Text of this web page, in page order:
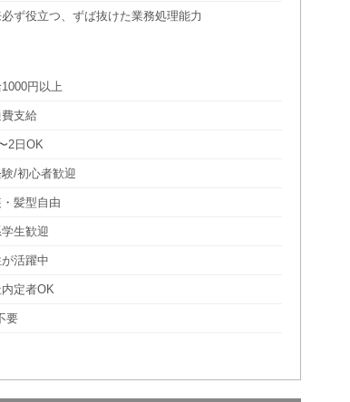
ず役立つ、ずば抜けた業務処理能力
円以上
支給
2日OK
/初心者歓迎
髪型自由
生歓迎
活躍中
定者OK
要